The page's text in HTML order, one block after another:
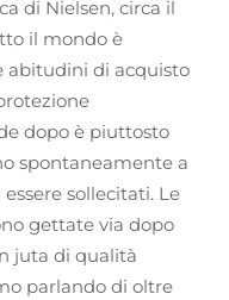
di Nielsen, circa il
il mondo è
abitudini di acquisto
dopo è piuttosto
spontaneamente a
sollecitati. Le
gettate via dopo
juta di qualità
parlando di oltre